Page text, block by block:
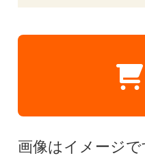
画像はイメージで